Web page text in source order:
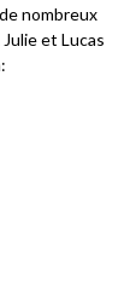
nombreux
et Lucas